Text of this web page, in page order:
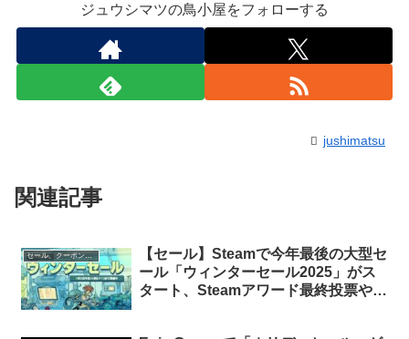
ジュウシマツの鳥小屋をフォローする
jushimatsu
関連記事
セール、クーポン、ポイント
【セール】Steamで今年最後の大型セ
ール「ウィンターセール2025」がス
タート、Steamアワード最終投票や無